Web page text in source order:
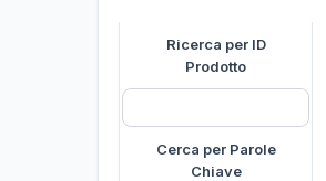
Ricerca per ID
Prodotto
Cerca per Parole
Chiave